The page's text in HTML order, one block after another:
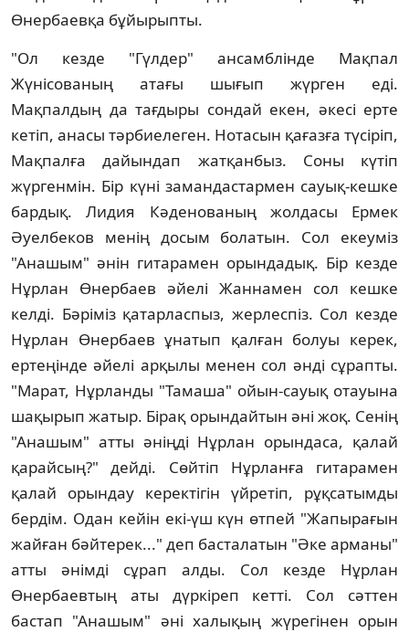
Өнербаевқа бұйырыпты.
"Ол кезде "Гүлдер" ансамблінде Мақпал
Жүнісованың атағы шығып жүрген еді.
Мақпалдың да тағдыры сондай екен, әкесі ерте
кетіп, анасы тәрбиелеген. Нотасын қағазға түсіріп,
Мақпалға дайындап жатқанбыз. Соны күтіп
жүргенмін. Бір күні замандастармен сауық-кешке
бардық. Лидия Кәденованың жолдасы Ермек
Әуелбеков менің досым болатын. Сол екеуміз
"Анашым" әнін гитарамен орындадық. Бір кезде
Нұрлан Өнербаев әйелі Жаннамен сол кешке
келді. Бәріміз қатарласпыз, жерлеспіз. Сол кезде
Нұрлан Өнербаев ұнатып қалған болуы керек,
ертеңінде әйелі арқылы менен сол әнді сұрапты.
"Марат, Нұрланды "Тамаша" ойын-сауық отауына
шақырып жатыр. Бірақ орындайтын әні жоқ. Сенің
"Анашым" атты әніңді Нұрлан орындаса, қалай
қарайсың?" дейді. Сөйтіп Нұрланға гитарамен
қалай орындау керектігін үйретіп, рұқсатымды
бердім. Одан кейін екі-үш күн өтпей "Жапырағын
жайған бәйтерек..." деп басталатын "Әке арманы"
атты әнімді сұрап алды. Сол кезде Нұрлан
Өнербаевтың аты дүркіреп кетті. Сол сәттен
бастап "Анашым" әні халықың жүрегінен орын